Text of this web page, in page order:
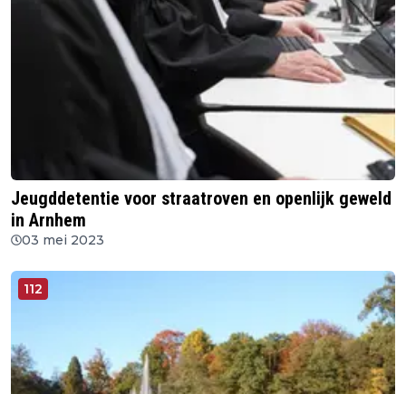
Jeugddetentie voor straatroven en openlijk geweld
in Arnhem
03 mei 2023
112